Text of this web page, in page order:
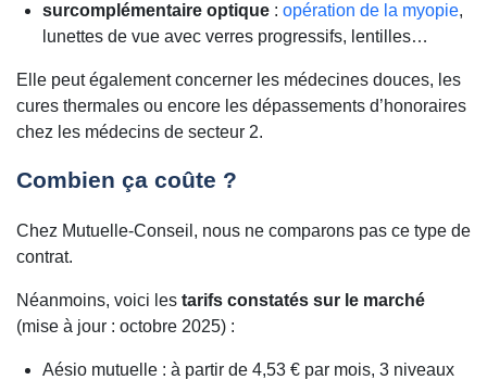
surcomplémentaire optique : opération de la myopie,
lunettes de vue avec verres progressifs, lentilles…
Elle peut également concerner les médecines douces, les
cures thermales ou encore les dépassements d’honoraires
chez les médecins de secteur 2.
Combien ça coûte ?
Chez Mutuelle-Conseil, nous ne comparons pas ce type de
contrat.
Néanmoins, voici les tarifs constatés sur le marché
(mise à jour : octobre 2025) :
Aésio mutuelle : à partir de 4,53 € par mois, 3 niveaux